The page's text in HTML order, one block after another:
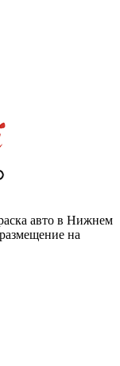
авто в Нижнем
на